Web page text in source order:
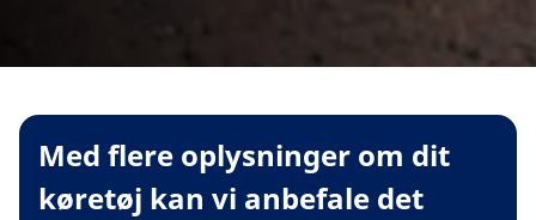
Med flere oplysninger om dit
køretøj kan vi anbefale det